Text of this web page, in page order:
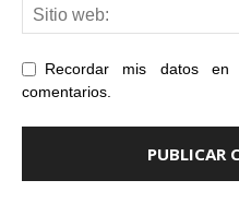
Recordar mis datos en
comentarios.